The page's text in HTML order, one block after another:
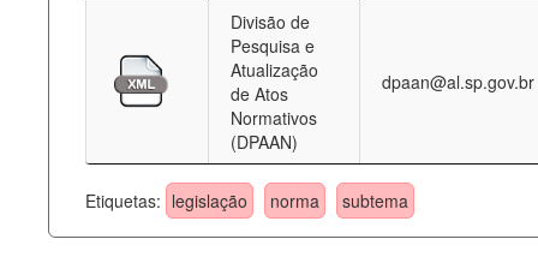
Divisão de
Pesquisa e
Atualização
de Atos
Normativos
(DPAAN)
dpaan@al.sp.gov.br
Etiquetas: legislação norma subtema